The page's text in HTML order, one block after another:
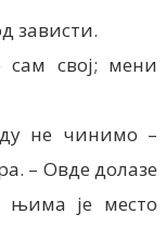
зависти.
свој; мени
не чинимо –
– Овде долазе
њима је место